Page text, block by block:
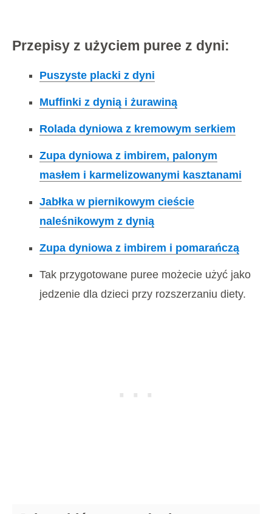
Przepisy z użyciem puree z dyni:
Puszyste placki z dyni
Muffinki z dynią i żurawiną
Rolada dyniowa z kremowym serkiem
Zupa dyniowa z imbirem, palonym
masłem i karmelizowanymi kasztanami
Jabłka w piernikowym cieście
naleśnikowym z dynią
Zupa dyniowa z imbirem i pomarańczą
Tak przygotowane puree możecie użyć jako
jedzenie dla dzieci przy rozszerzaniu diety.